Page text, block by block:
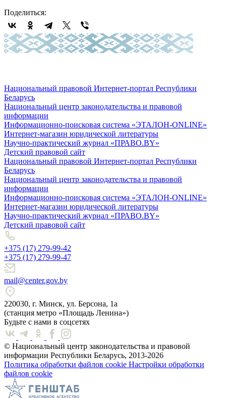
Поделиться:
Национальный правовой Интернет-портал Республики
Беларусь
Национальный центр законодательства и правовой
информации
Информационно-поисковая система «ЭТАЛОН-ONLINE»
Интернет-магазин юридической литературы
Научно-практический журнал «ПРАВО.BY»
Детский правовой сайт
Национальный правовой Интернет-портал Республики
Беларусь
Национальный центр законодательства и правовой
информации
Информационно-поисковая система «ЭТАЛОН-ONLINE»
Интернет-магазин юридической литературы
Научно-практический журнал «ПРАВО.BY»
Детский правовой сайт
+375 (17) 279-99-42
+375 (17) 279-99-47
mail@center.gov.by
220030, г. Минск, ул. Берсона, 1а
(станция метро «Площадь Ленина»)
Будьте с нами в соцсетях
© Национальный центр законодательства и правовой
информации Республики Беларусь, 2013-2026
Политика обработки файлов cookie Настройки обработки
файлов cookie